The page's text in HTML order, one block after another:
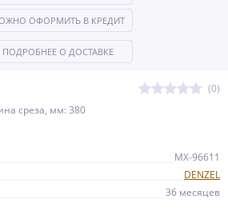
(0)
среза, мм: 380
ОФОРМИТЬ В КРЕДИТ
ПОДРОБНЕЕ О ДОСТАВКЕ
MX-96611
DENZEL
36 месяцев